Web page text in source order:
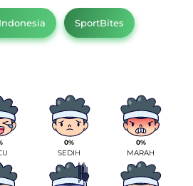
SportBites
0%
SEDIH
0%
MARAH